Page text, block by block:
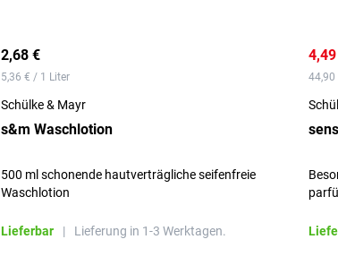
2,68 €
5,36 € / 1 Liter
Schülke & Mayr
s&m Waschlotion
500 ml schonende hautverträgliche seifenfreie
Waschlotion
Lieferbar | Lieferung in 1-3 Werktagen.
44,90